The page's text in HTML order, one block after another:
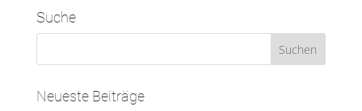
Suche
Neueste Beiträge